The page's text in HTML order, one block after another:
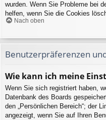
wurden. Wenn Sie Probleme bei
helfen, wenn Sie die Cookies
Nach oben
Benutzerpräferenzen
Wie kann ich meine
Wenn Sie sich registriert haben,
Datenbank des Boards
den „Persönlichen Bereich“; der
angezeigt, wenn Sie auf Ihren